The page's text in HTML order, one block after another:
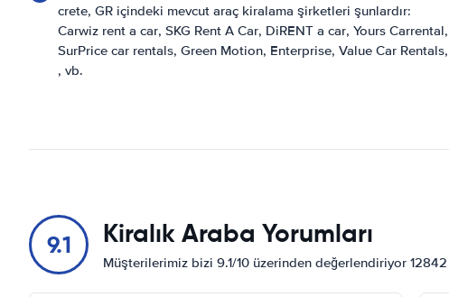
crete, GR içindeki mevcut araç kiralama şirketleri şunlardır:
Carwiz rent a car SKG Rent A Car DiRENT a car Yours Carrental
SurPrice car rentals Green Motion Enterprise Value Car Rentals
, vb.
9.1 Kiralık Araba Yorumları
Müşterilerimiz bizi 9.1/10 üzerinden değerlendiriyor 12842